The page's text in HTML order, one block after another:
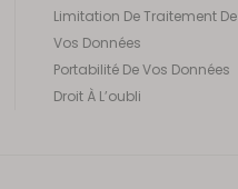
Limitation De Traitement De
Vos Données
Portabilité De Vos Données
Droit À L’oubli